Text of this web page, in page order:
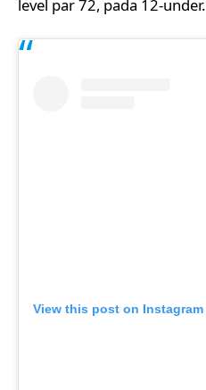
level par 72, pada 12-under.
View this post on Instagram